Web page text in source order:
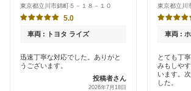
小金井市
小平市
新車初回割りあり
早割りあり
クレジットカードOK
オートバックス
車検館
東京都立川市錦町５－１８－１０
5.0
車両 : トヨタ ライズ
迅速丁寧な対応でした。ありがと
うございます。
投稿者さん
2026年7月18日
東京都立川
車両 :
とても丁
みもしや
います。
した。